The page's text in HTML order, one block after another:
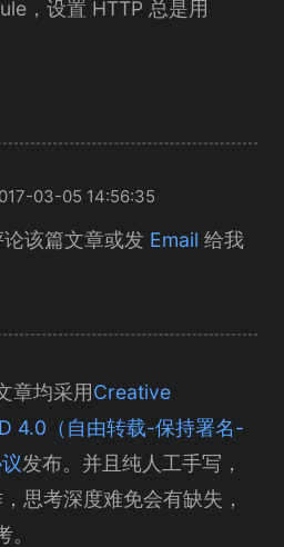
，设置 HTTP 总是用
03-05 14:56:35
该篇文章或发 Email 给我
章均采用Creative
4.0（自由转载-保持署名-
发布。并且纯人工手写，
思考深度难免会有缺失，